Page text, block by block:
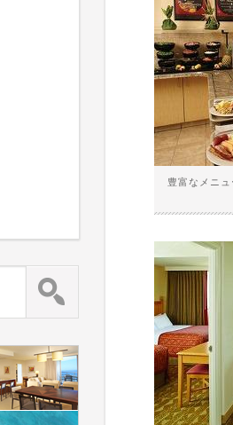
豊富なメニ